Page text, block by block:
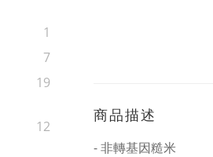
1
7
19
12
商品描述
- 非轉基因糙米